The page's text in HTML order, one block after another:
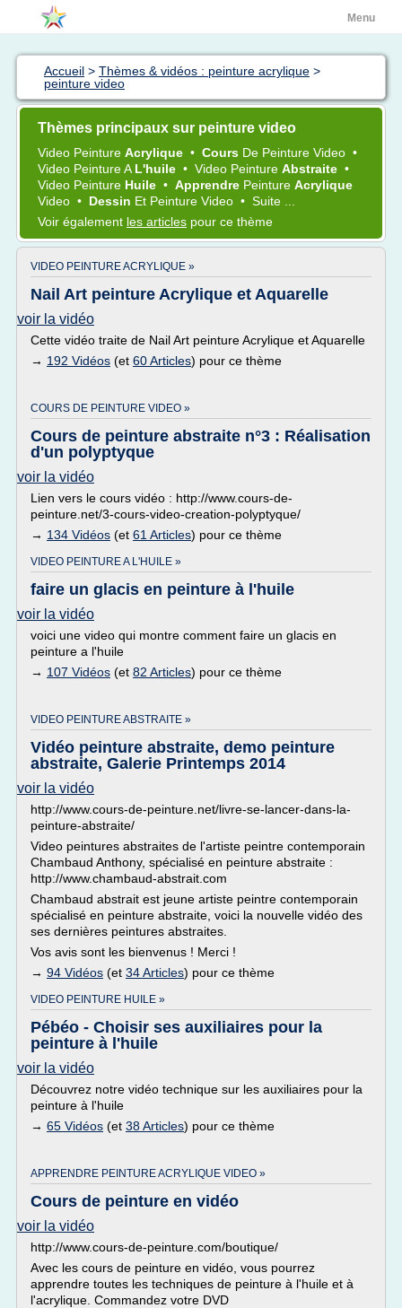
Menu
Accueil > Thèmes & vidéos : peinture acrylique >
peinture video
Thèmes principaux sur peinture video
Video Peinture Acrylique • Cours De Peinture Video •
Video PeintureA L'huile • Video Peinture Abstraite •
Video Peinture Huile • Apprendre Peinture Acrylique
Video • Dessin Et Peinture Video • Suite ...
Voir également les articles pour ce thème
VIDEO PEINTURE ACRYLIQUE »
Nail Art peinture Acrylique et Aquarelle
voir la vidéo
Cette vidéo traite de Nail Art peinture Acrylique et Aquarelle
→ 192 Vidéos (et 60 Articles) pour ce thème
COURS DE PEINTURE VIDEO »
Cours de peinture abstraite n°3 : Réalisation
d'un polyptyque
voir la vidéo
Lien vers le cours vidéo : http://www.cours-de-
peinture.net/3-cours-video-creation-polyptyque/
→ 134 Vidéos (et 61 Articles) pour ce thème
VIDEO PEINTURE A L'HUILE »
faire un glacis en peinture à l'huile
voir la vidéo
voici une video qui montre comment faire un glacis en
peinture a l'huile
→ 107 Vidéos (et 82 Articles) pour ce thème
VIDEO PEINTURE ABSTRAITE »
Vidéo peinture abstraite, demo peinture
abstraite, Galerie Printemps 2014
voir la vidéo
http://www.cours-de-peinture.net/livre-se-lancer-dans-la-
peinture-abstraite/
Video peintures abstraites de l'artiste peintre contemporain
Chambaud Anthony, spécialisé en peinture abstraite :
http://www.chambaud-abstrait.com
Chambaud abstrait est jeune artiste peintre contemporain
spécialisé en peinture abstraite, voici la nouvelle vidéo des
ses dernières peintures abstraites.
Vos avis sont les bienvenus ! Merci !
→ 94 Vidéos (et 34 Articles) pour ce thème
VIDEO PEINTURE HUILE »
Pébéo - Choisir ses auxiliaires pour la
peinture à l'huile
voir la vidéo
Découvrez notre vidéo technique sur les auxiliaires pour la
peinture à l'huile
→ 65 Vidéos (et 38 Articles) pour ce thème
APPRENDRE PEINTURE ACRYLIQUE VIDEO »
Cours de peinture en vidéo
voir la vidéo
http://www.cours-de-peinture.com/boutique/
Avec les cours de peinture en vidéo, vous pourrez
apprendre toutes les techniques de peinture à l'huile et à
l'acrylique. Commandez votre DVD